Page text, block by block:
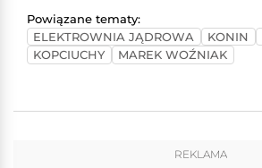
Powiązane tematy:
ELEKTROWNIA JĄDROWA
KONIN
KOPCIUCHY
MAREK WOŹNIAK
REKLAMA